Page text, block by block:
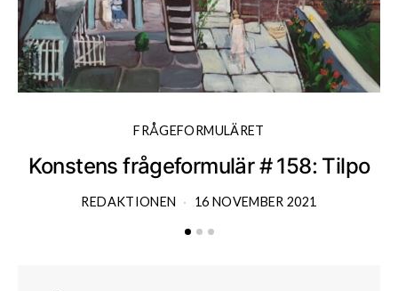
FRÅGEFORMULÄRET
Konstens frågeformulär # 158: Tilpo
REDAKTIONEN 16 NOVEMBER 2021